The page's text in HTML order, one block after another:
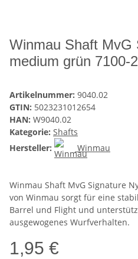
Winmau Shaft MvG
medium grün 7100-
Artikelnummer: 9040.02
GTIN: 5023231012654
HAN: W9040.02
Kategorie: Shafts
Hersteller:
Winmau
Winmau Shaft MvG Signature
von Winmau sorgt für eine
Barrel und Flight und
ausgewogenes Wurfverhalten.
1,95 €